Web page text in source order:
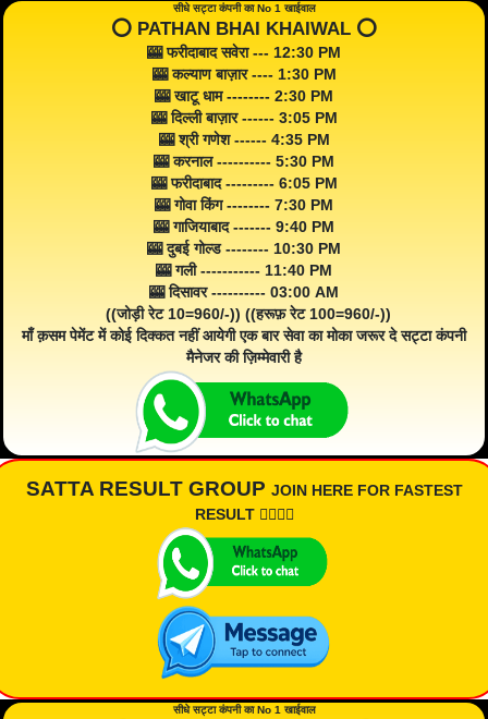
सीधे सट्टा कंपनी का No 1 खाईवाल
⭕️ PATHAN BHAI KHAIWAL ⭕️
🎰 फरीदाबाद सवेरा --- 12:30 PM
🎰 कल्याण बाज़ार ---- 1:30 PM
🎰 खाटू धाम -------- 2:30 PM
🎰 दिल्ली बाज़ार ------ 3:05 PM
🎰 श्री गणेश ------ 4:35 PM
🎰 करनाल ---------- 5:30 PM
🎰 फरीदाबाद --------- 6:05 PM
🎰 गोवा किंग -------- 7:30 PM
🎰 गाजियाबाद ------- 9:40 PM
🎰 दुबई गोल्ड -------- 10:30 PM
🎰 गली ----------- 11:40 PM
🎰 दिसावर ---------- 03:00 AM
((जोड़ी रेट 10=960/-)) ((हरूफ़ रेट 100=960/-))
माँ क़सम पेमेंट में कोई दिक्कत नहीं आयेगी एक बार सेवा का मोका जरूर दे सट्टा कंपनी
मैनेजर की ज़िम्मेवारी है
SATTA RESULT GROUP JOIN HERE FOR FASTEST
RESULT 👇🏾👇🏾
सीधे सट्टा कंपनी का No 1 खाईवाल